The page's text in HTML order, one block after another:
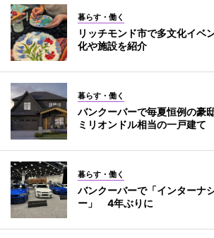
暮らす・働く
リッチモンド市で多文化イ
化や施設を紹介
暮らす・働く
バンクーバーで毎夏恒例の
ミリオンドル相当の一戸建て
暮らす・働く
バンクーバーで「インターナ
ー」 4年ぶりに